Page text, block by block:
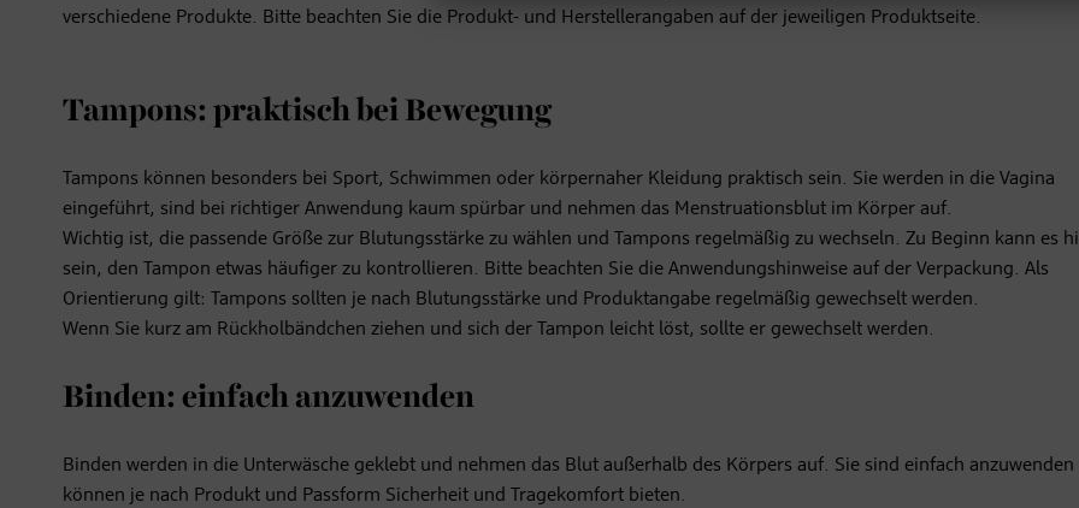
verschiedene Produkte. Bitte beachten Sie die Produkt- und Herstellerangaben auf der jeweiligen Produktseite.
Tampons: praktisch bei Bewegung
Tampons können besonders bei Sport, Schwimmen oder körpernaher Kleidung praktisch sein. Sie werden in die Vagina
eingeführt, sind bei richtiger Anwendung kaum spürbar und nehmen das Menstruationsblut im Körper auf.
Wichtig ist, die passende Größe zur Blutungsstärke zu wählen und Tampons regelmäßig zu wechseln. Zu Beginn kann es
sein, den Tampon etwas häufiger zu kontrollieren. Bitte beachten Sie die Anwendungshinweise auf der Verpackung. Als
Orientierung gilt: Tampons sollten je nach Blutungsstärke und Produktangabe regelmäßig gewechselt werden.
Wenn Sie kurz am Rückholbändchen ziehen und sich der Tampon leicht löst, sollte er gewechselt werden.
Binden: einfach anzuwenden
Binden werden in die Unterwäsche geklebt und nehmen das Blut außerhalb des Körpers auf. Sie sind einfach anzuwenden
können je nach Produkt und Passform Sicherheit und Tragekomfort bieten.